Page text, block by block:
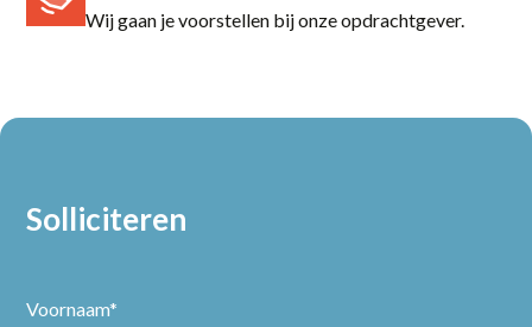
Wij gaan je voorstellen bij onze opdrachtgever.
Solliciteren
Voornaam*